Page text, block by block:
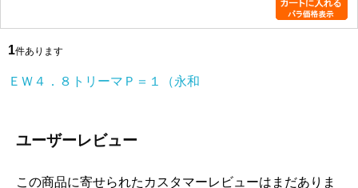
1件あります
ＥＷ４．８トリーマＰ＝１（永和
ユーザーレビュー
この商品に寄せられたカスタマーレビューはまだありま